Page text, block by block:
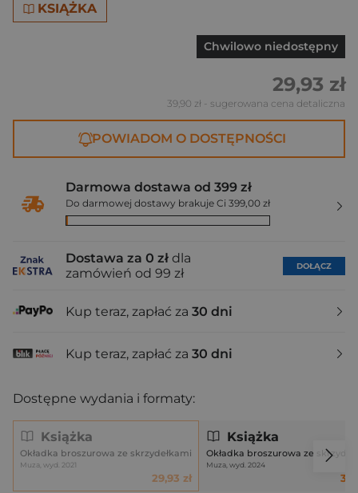
KSIĄŻKA
Chwilowo niedostępny
29,93 zł
39,90 zł - sugerowana cena detaliczna
POWIADOM O DOSTĘPNOŚCI
Darmowa dostawa od 399 zł
Do darmowej dostawy brakuje Ci 399,00 zł
Dostawa za 0 zł dla
zamówień od 99 zł
DOŁĄCZ
Kup teraz, zapłać za 30 dni
Kup teraz, zapłać za 30 dni
Dostępne wydania i formaty:
Książka
Okładka broszurowa ze skrzydełkami
Muza, wyd. 2021
29,93 zł
Książka
Okładka broszurowa ze
Muza, wyd. 2024